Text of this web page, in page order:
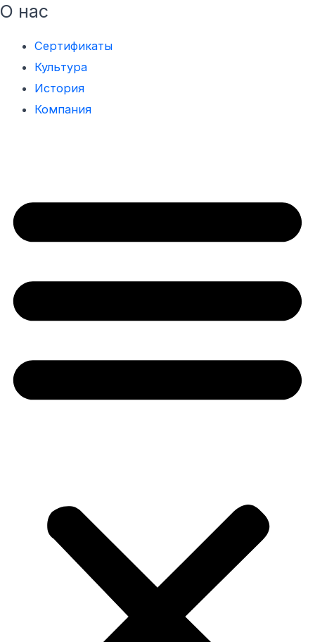
О нас
Сертификаты
Культура
История
Компания